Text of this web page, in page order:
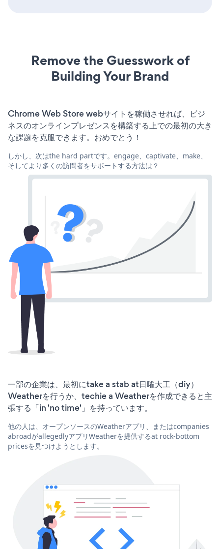
Remove the Guesswork of
Building Your Brand
Chrome Web Store webサイトを稼働させれば、ビジ
ネスのオンラインプレゼンスを構築する上での最初の大き
な課題を克服できます。おめでとう！
しかし、次はthe hard partです。engage、captivate、make、
そしてより多くの訪問者をサポートする方法は？
一部の企業は、最初にtake a stab at日曜大工（diy）
Weatherを行うか、techie a Weatherを作成できると主
張する「in 'no time'」を持っています。
他の人は、オープンソースのWeatherアプリ、またはcompanies
abroadがallegedlyアプリWeatherを提供するat rock-bottom
pricesを見つけようとします。